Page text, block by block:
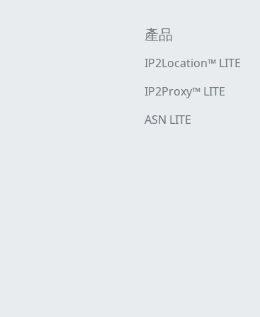
產品
IP2Location™ LITE
IP2Proxy™ LITE
ASN LITE